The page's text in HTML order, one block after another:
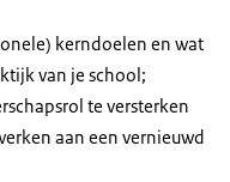
kerndoelen en wat
van je school;
te versterken
aan een vernieuwd